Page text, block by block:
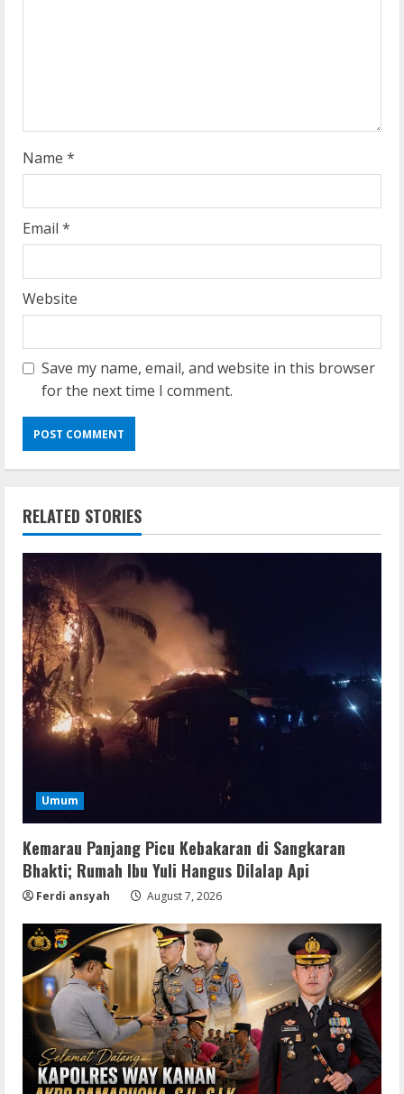
g
Name *
Email *
Website
Save my name, email, and website in this browser
for the next time I comment.
RELATED STORIES
Umum
Kemarau Panjang Picu Kebakaran di Sangkaran
Bhakti; Rumah Ibu Yuli Hangus Dilalap Api
Ferdi ansyah August 7, 2026